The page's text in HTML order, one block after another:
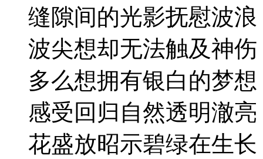
缝隙间的光影抚慰波浪
波尖想却无法触及神伤
多么想拥有银白的梦想
感受回归自然透明澈亮
花盛放昭示碧绿在生长